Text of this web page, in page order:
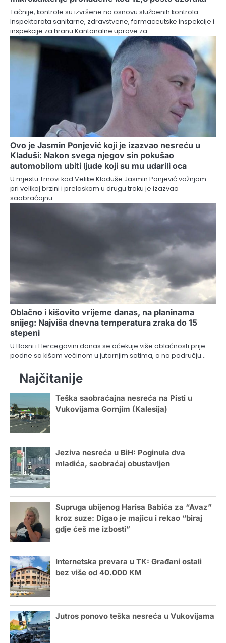
Tačnije, kontrole su izvršene na osnovu službenih kontrola
Inspektorata sanitarne, zdravstvene, farmaceutske inspekcije i
inspekcije za hranu Kantonalne uprave za…
Ovo je Jasmin Ponjević koji je izazvao nesreću u
Kladuši: Nakon svega njegov sin pokušao
automobilom ubiti ljude koji su mu udarili oca
U mjestu Trnovi kod Velike Kladuše Jasmin Ponjević vožnjom
pri velikoj brzini i prelaskom u drugu traku je izazvao
saobraćajnu…
Oblačno i kišovito vrijeme danas, na planinama
snijeg: Najviša dnevna temperatura zraka do 15
stepeni
U Bosni i Hercegovini danas se očekuje više oblačnosti prije
podne sa kišom većinom u jutarnjim satima, a na području…
Najčitanije
Teška saobraćajna nesreća na Pisti u
Vukovijama Gornjim (Kalesija)
Jeziva nesreća u BiH: Poginula dva
mladića, saobraćaj obustavljen
Supruga ubijenog Harisa Babića za “Avaz”
kroz suze: Digao je majicu i rekao “biraj
gdje ćeš me izbosti”
Internetska prevara u TK: Građani ostali
bez više od 40.000 KM
Jutros ponovo teška nesreća u Vukovijama